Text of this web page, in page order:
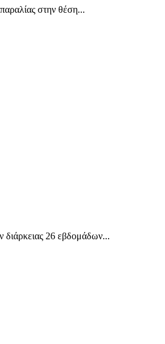
στην θέση...
διάρκειας 26 εβδομάδων...